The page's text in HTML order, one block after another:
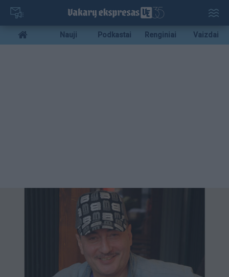
Pereiti
pagrindinį
turinį
Mobile
menu
Nauji Podkastai Renginiai Vaizdai